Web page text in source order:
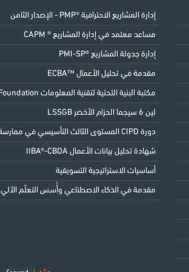
إدارة المشاريع الاحترافية ®PMP - الإصدار الثامن
مساعد معتمد في إدارة المشاريع ® CAPM
إدارة جدولة المشاريع ®PMI-SP
مقدمة في تحليل الأعمال ™ECBA
مكتبة البنية التحتية لتقنية المعلومات ITIL® 4 Foundation
لين 6 سيجما الحزام الأخضر LSSGB
دورة CIPD المستوى الثالث التأسيسي في ممارسة شؤون الموظفين
شهادة تحليل بيانات الأعمال IIBA®-CBDA
أساسيات الاستراتيجية التسويقية
مقدمة في الذكاء الاصطناعي وأُسس التعلّم الآلي